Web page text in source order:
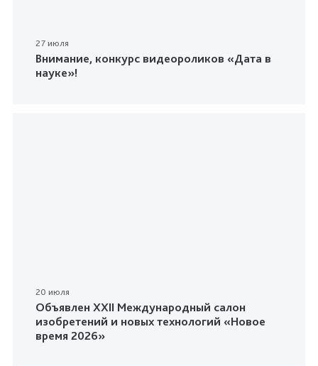
27 июля
Внимание, конкурс видеороликов «Дата в
науке»!
20 июля
Объявлен XXII Международный салон
изобретений и новых технологий «Новое
время 2026»